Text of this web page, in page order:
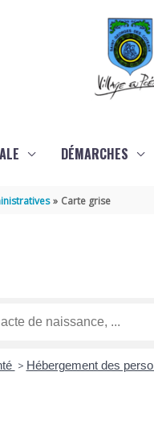
DÉMARCHES
Carte grise
> Hébergement des